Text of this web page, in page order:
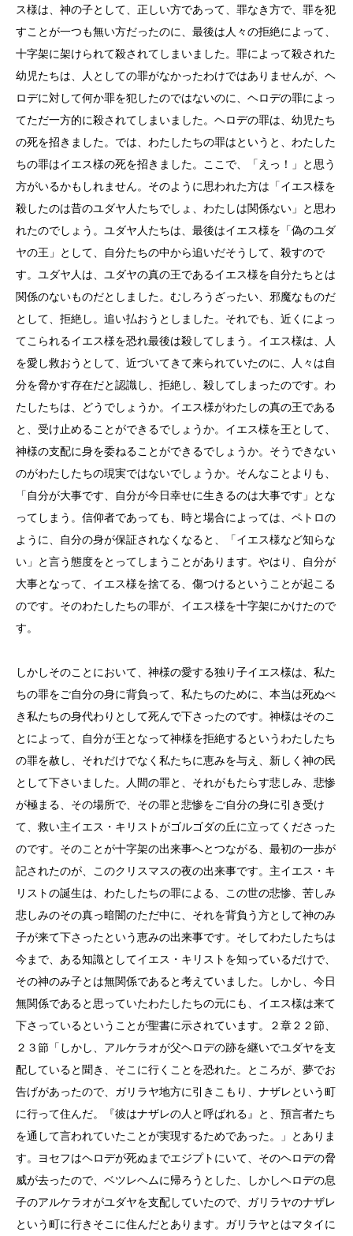
ス様は、神の子として、正しい方であって、罪なき方で、罪を犯
すことが一つも無い方だったのに、最後は人々の拒絶によって、
十字架に架けられて殺されてしまいました。罪によって殺された
幼児たちは、人としての罪がなかったわけではありませんが、ヘ
ロデに対して何か罪を犯したのではないのに、ヘロデの罪によっ
てただ一方的に殺されてしまいました。ヘロデの罪は、幼児たち
の死を招きました。では、わたしたちの罪はというと、わたした
ちの罪はイエス様の死を招きました。ここで、「えっ！」と思う
方がいるかもしれません。そのように思われた方は「イエス様を
殺したのは昔のユダヤ人たちでしょ、わたしは関係ない」と思わ
れたのでしょう。ユダヤ人たちは、最後はイエス様を「偽のユダ
ヤの王」として、自分たちの中から追いだそうして、殺すので
す。ユダヤ人は、ユダヤの真の王であるイエス様を自分たちとは
関係のないものだとしました。むしろうざったい、邪魔なものだ
として、拒絶し。追い払おうとしました。それでも、近くによっ
てこられるイエス様を恐れ最後は殺してしまう。イエス様は、人
を愛し救おうとして、近づいてきて来られていたのに、人々は自
分を脅かす存在だと認識し、拒絶し、殺してしまったのです。わ
たしたちは、どうでしょうか。イエス様がわたしの真の王である
と、受け止めることができるでしょうか。イエス様を王として、
神様の支配に身を委ねることができるでしょうか。そうできない
のがわたしたちの現実ではないでしょうか。そんなことよりも、
「自分が大事です、自分が今日幸せに生きるのは大事です」とな
ってしまう。信仰者であっても、時と場合によっては、ペトロの
ように、自分の身が保証されなくなると、「イエス様など知らな
い」と言う態度をとってしまうことがあります。やはり、自分が
大事となって、イエス様を捨てる、傷つけるということが起こる
のです。そのわたしたちの罪が、イエス様を十字架にかけたので
す。
しかしそのことにおいて、神様の愛する独り子イエス様は、私た
ちの罪をご自分の身に背負って、私たちのために、本当は死ぬべ
き私たちの身代わりとして死んで下さったのです。神様はそのこ
とによって、自分が王となって神様を拒絶するというわたしたち
の罪を赦し、それだけでなく私たちに恵みを与え、新しく神の民
として下さいました。人間の罪と、それがもたらす悲しみ、悲惨
が極まる、その場所で、その罪と悲惨をご自分の身に引き受け
て、救い主イエス・キリストがゴルゴダの丘に立ってくださった
のです。そのことが十字架の出来事へとつながる、最初の一歩が
記されたのが、このクリスマスの夜の出来事です。主イエス・キ
リストの誕生は、わたしたちの罪による、この世の悲惨、苦しみ
悲しみのその真っ暗闇のただ中に、それを背負う方として神のみ
子が来て下さったという恵みの出来事です。そしてわたしたちは
今まで、ある知識としてイエス・キリストを知っているだけで、
その神のみ子とは無関係であると考えていました。しかし、今日
無関係であると思っていたわたしたちの元にも、イエス様は来て
下さっているということが聖書に示されています。２章２２節、
２３節「しかし、アルケラオが父ヘロデの跡を継いでユダヤを支
配していると聞き、そこに行くことを恐れた。ところが、夢でお
告げがあったので、ガリラヤ地方に引きこもり、ナザレという町
に行って住んだ。『彼はナザレの人と呼ばれる』と、預言者たち
を通して言われていたことが実現するためであった。」とありま
す。ヨセフはヘロデが死ぬまでエジプトにいて、そのヘロデの脅
威が去ったので、ベツレヘムに帰ろうとした、しかしヘロデの息
子のアルケラオがユダヤを支配していたので、ガリラヤのナザレ
という町に行きそこに住んだとあります。ガリラヤとはマタイに